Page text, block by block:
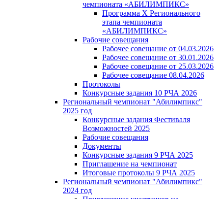
чемпионата «АБИЛИМПИКС»
Программа X Регионального
этапа чемпионата
«АБИЛИМПИКС»
Рабочие совещания
Рабочее совещание от 04.03.2026
Рабочее совещание от 30.01.2026
Рабочее совещание от 25.03.2026
Рабочее совещание 08.04.2026
Протоколы
Конкурсные задания 10 РЧА 2026
Региональный чемпионат "Абилимпикс"
2025 год
Конкурсные задания Фестиваля
Возможностей 2025
Рабочие совещания
Документы
Конкурсные задания 9 РЧА 2025
Приглашение на чемпионат
Итоговые протоколы 9 РЧА 2025
Региональный чемпионат "Абилимпикс"
2024 год